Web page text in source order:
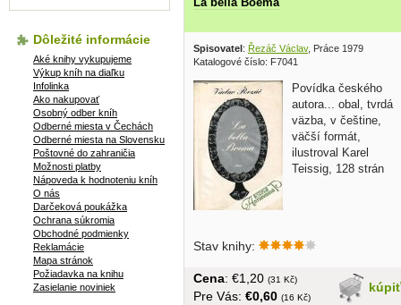
Spisovatel: Řezáč Václav, Práce 1979
Katalogové číslo: F7041
Povídka českého
autora... obal, tvrdá
väzba, v češtine,
väčší formát,
ilustroval Karel
Teissig, 128 strán
Stav knihy:
kúpiť
Cena: €1,20 (31 Kč)
Pre Vás: €0,60 (16 Kč)
Dôležité informácie
Aké knihy vykupujeme
Výkup kníh na diaľku
Infolinka
Ako nakupovať
Osobný odber kníh
Odberné miesta v Čechách
Odberné miesta na Slovensku
Poštovné do zahraničia
Možnosti platby
Nápoveda k hodnoteniu kníh
O nás
Darčeková poukážka
Ochrana súkromia
Obchodné podmienky
Reklamácie
Mapa stránok
Požiadavka na knihu
Zasielanie noviniek